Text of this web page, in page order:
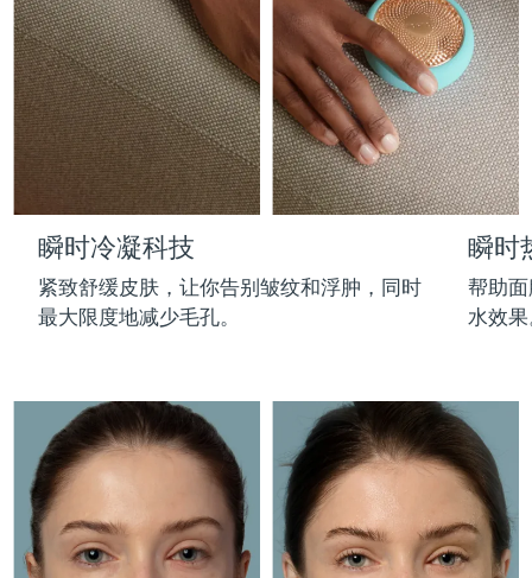
瞬时冷凝科技
紧致舒缓皮肤，让你告别皱纹和浮肿，同时
最大限度地减少毛孔。
瞬时
帮助
水效
FAQ™产品
All anti-aging treatments
FAQ™产品
All LED treatments
FAQ™ products
All toning treatments
PEACH™ 2
IPL hair removal
PEACH™ 2 go
Travel-friendly IPL hair removal
PEACH™ Cooling Prep Gel
Cooling IPL hair removal gel
LUNA™ 4 body
Massaging body brush
SUPERCHARGED™ serum
Firming body serum
痘肌护理
ESPADA™ 2 plus
Recurring acne LED therapy
ESPADA™ 2
Acne treatment device
ESPADA™ Blemish Solution
ESPADA™ 设备
All acne treatment devices
眼部护理
BEAR™ 2 eyes & lips
Microcurrent line smoothing device
IRIS™ 2
Rejuvenating eye massager
眼部护肤
眼部护理设备
All revitalizing eye massagers
毛孔护理
KIWI™ derma
Diamond microdermabrasion .
KIWI™
KIWI™ 皮肤护理
Advanced pore care essentials
护发
LUNA™ 4 hair
2-in-1 LED scalp massager
FLIP™ play advanced
LUNA™ Dual-Peptide Scalp
Serum
For healthy hair
牙齿美白
issa™ Teeth Whitening Gel
护肤品 男士
直布罗陀 预计送达日期8/12/26
希腊 预计送达日期8/8/26
中国香港特别行政区 预计送达日期8/9/26
预计送达日期8/8/26
冰岛 8/9/26
印度尼西亚 8/6/26
马恩岛 预计送达日期 8/10/26
以色列 预计送达日期 8/12/26
意大利 预计送达日期8/8/26